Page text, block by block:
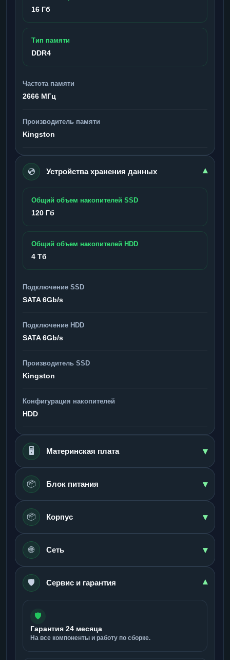
16 Гб
Тип памяти
DDR4
Частота памяти
2666 МГц
Производитель памяти
Kingston
💿 Устройства хранения данных ▾
Общий объем накопителей SSD
120 Гб
Общий объем накопителей HDD
4 Тб
Подключение SSD
SATA 6Gb/s
Подключение HDD
SATA 6Gb/s
Производитель SSD
Kingston
Конфигурация накопителей
HDD
🖥️ Материнская плата ▾
📦 Блок питания ▾
📦 Корпус ▾
🌐 Сеть ▾
🛡️ Сервис и гарантия ▾
🛡️
Гарантия 24 месяца
На все компоненты и работу по сборке.